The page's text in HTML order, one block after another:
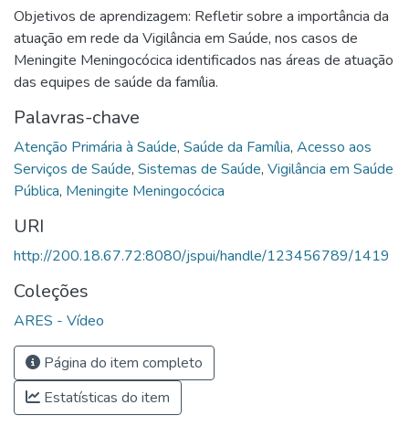
Objetivos de aprendizagem: Refletir sobre a importância da
atuação em rede da Vigilância em Saúde, nos casos de
Meningite Meningocócica identificados nas áreas de atuação
das equipes de saúde da família.
Palavras-chave
Atenção Primária à Saúde, Saúde da Família, Acesso aos
Serviços de Saúde, Sistemas de Saúde, Vigilância em Saúde
Pública, Meningite Meningocócica
URI
http://200.18.67.72:8080/jspui/handle/123456789/1419
Coleções
ARES - Vídeo
Página do item completo
Estatísticas do item